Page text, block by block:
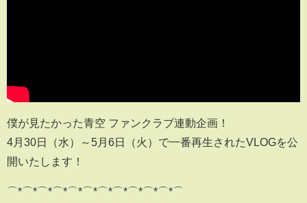
僕が見たかった青空 ファンクラブ連動企画！
4月30日（水）～5月6日（火）で一番再生されたVLOGを公
開いたします！
⌒*⌒*⌒*⌒*⌒*⌒*⌒*⌒*⌒*⌒*⌒*⌒